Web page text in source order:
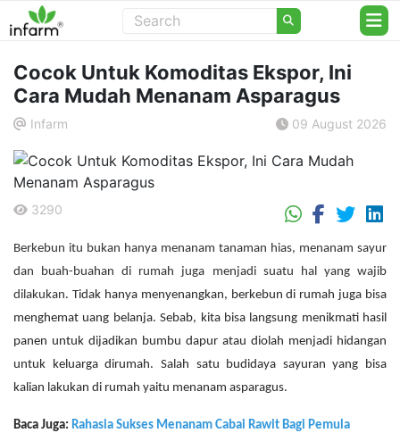
Cocok Untuk Komoditas Ekspor, Ini
Cara Mudah Menanam Asparagus
Infarm 09 August 2026
3290
Berkebun itu bukan hanya menanam tanaman hias, menanam sayur
dan buah-buahan di rumah juga menjadi suatu hal yang wajib
dilakukan. Tidak hanya menyenangkan, berkebun di rumah juga bisa
menghemat uang belanja. Sebab, kita bisa langsung menikmati hasil
panen untuk dijadikan bumbu dapur atau diolah menjadi hidangan
untuk keluarga dirumah. Salah satu budidaya sayuran yang bisa
kalian lakukan di rumah yaitu menanam asparagus.
Baca Juga: Rahasia Sukses Menanam Cabai Rawit Bagi Pemula